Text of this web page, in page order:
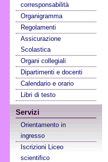
corresponsabilità
Organigramma
Regolamenti
Assicurazione
Scolastica
Organi collegiali
Dipartimenti e docenti
Calendario e orario
Libri di testo
Servizi
Orientamento in
ingresso
Iscrizioni Liceo
scientifico